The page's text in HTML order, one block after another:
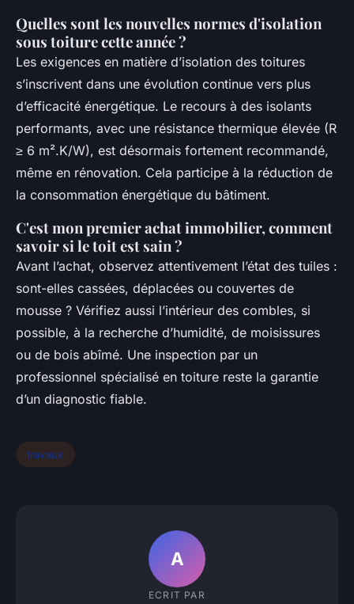
Quelles sont les nouvelles normes d'isolation
sous toiture cette année ?
Les exigences en matière d’isolation des toitures
s’inscrivent dans une évolution continue vers plus
d’efficacité énergétique. Le recours à des isolants
performants, avec une résistance thermique élevée (R
≥ 6 m².K/W), est désormais fortement recommandé,
même en rénovation. Cela participe à la réduction de
la consommation énergétique du bâtiment.
C'est mon premier achat immobilier, comment
savoir si le toit est sain ?
Avant l’achat, observez attentivement l’état des tuiles :
sont-elles cassées, déplacées ou couvertes de
mousse ? Vérifiez aussi l’intérieur des combles, si
possible, à la recherche d’humidité, de moisissures
ou de bois abîmé. Une inspection par un
professionnel spécialisé en toiture reste la garantie
d’un diagnostic fiable.
travaux
A
ECRIT PAR